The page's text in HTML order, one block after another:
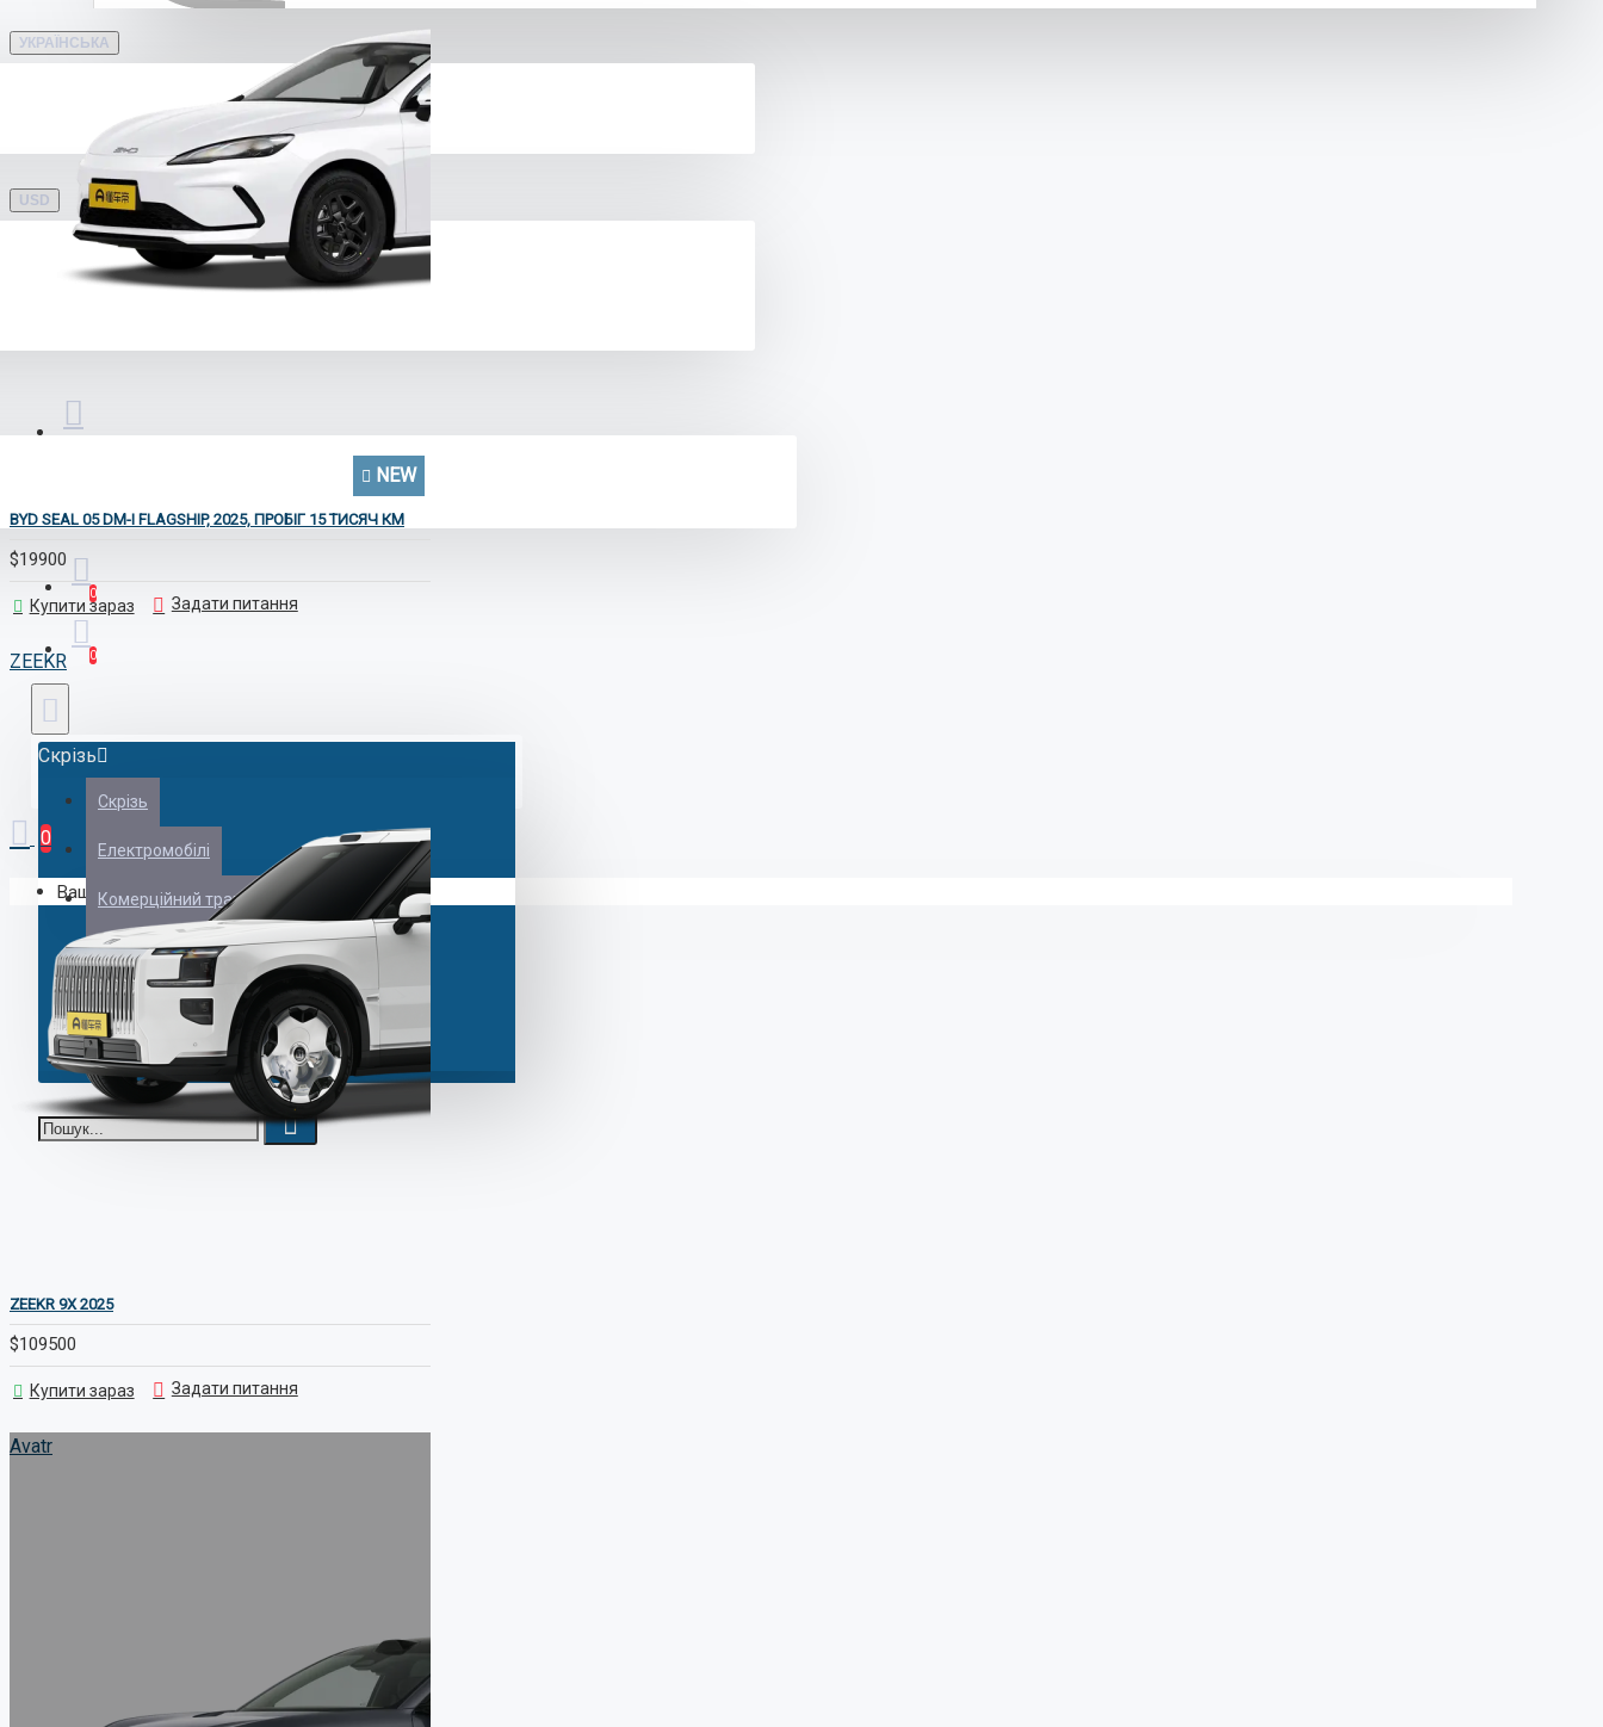
Ruichi
Rox
ZEEKR
BYD
УКРАЇНСЬКА
USD
0
0
Скрізь
Скрізь
Електромобілі
Комерційний транспорт
Гібридні автомобілі
Авто з пробігом
Аксесуари
0
Ваш кошик порожній!
NEW
BYD SEAL 05 DM-I FLAGSHIP, 2025, ПРОБІГ 15 ТИСЯЧ КМ
$19900
Купити зараз Задати питання
ZEEKR
ZEEKR 9X 9605
ZEEKR 9X 2025
$109500
Купити зараз Задати питання
Avatr